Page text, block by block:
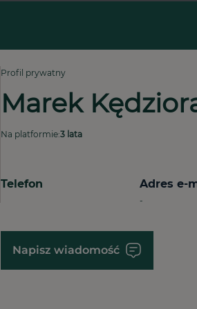
Profil prywatny
Marek
Na platformie:3 lata
Telefon Adres e-
-
Napisz wiadomość